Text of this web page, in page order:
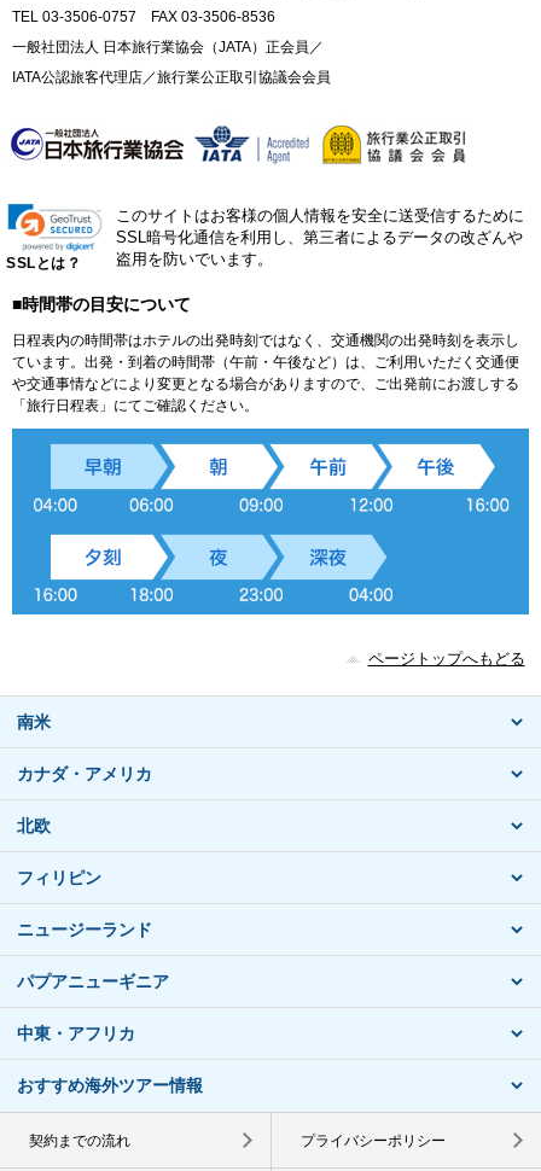
TEL 03-3506-0757 FAX 03-3506-8536
一般社団法人 日本旅行業協会（JATA）正会員／
IATA公認旅客代理店／旅行業公正取引協議会会員
SSLとは？
このサイトはお客様の個人情報を安全に送受信するために
SSL暗号化通信を利用し、第三者によるデータの改ざんや
盗用を防いでいます。
■時間帯の目安について
日程表内の時間帯はホテルの出発時刻ではなく、交通機関の出発時刻を表示し
ています。出発・到着の時間帯（午前・午後など）は、ご利用いただく交通便
や交通事情などにより変更となる場合がありますので、ご出発前にお渡しする
「旅行日程表」にてご確認ください。
ページトップへもどる
南米
カナダ・アメリカ
北欧
フィリピン
ニュージーランド
パプアニューギニア
中東・アフリカ
おすすめ海外ツアー情報
契約までの流れ プライバシーポリシー